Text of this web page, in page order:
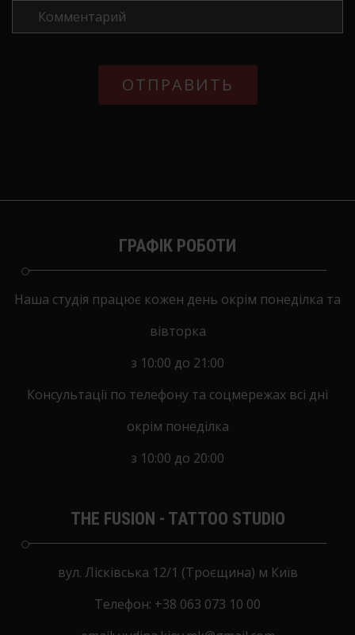
ГРАФІК РОБОТИ
Наша студія працює кожен день окрім понеділка та
вівторка
з 10:00 до 21:00
Консультації по телефону та соцмережах всі дні
окрім понеділка
з 10:00 до 20:00
THE FUSION - TATTOO STUDIO
вул. Лісківська 12/1 (Троєщина) м Київ
Tелефон: +38 063 073 10 00